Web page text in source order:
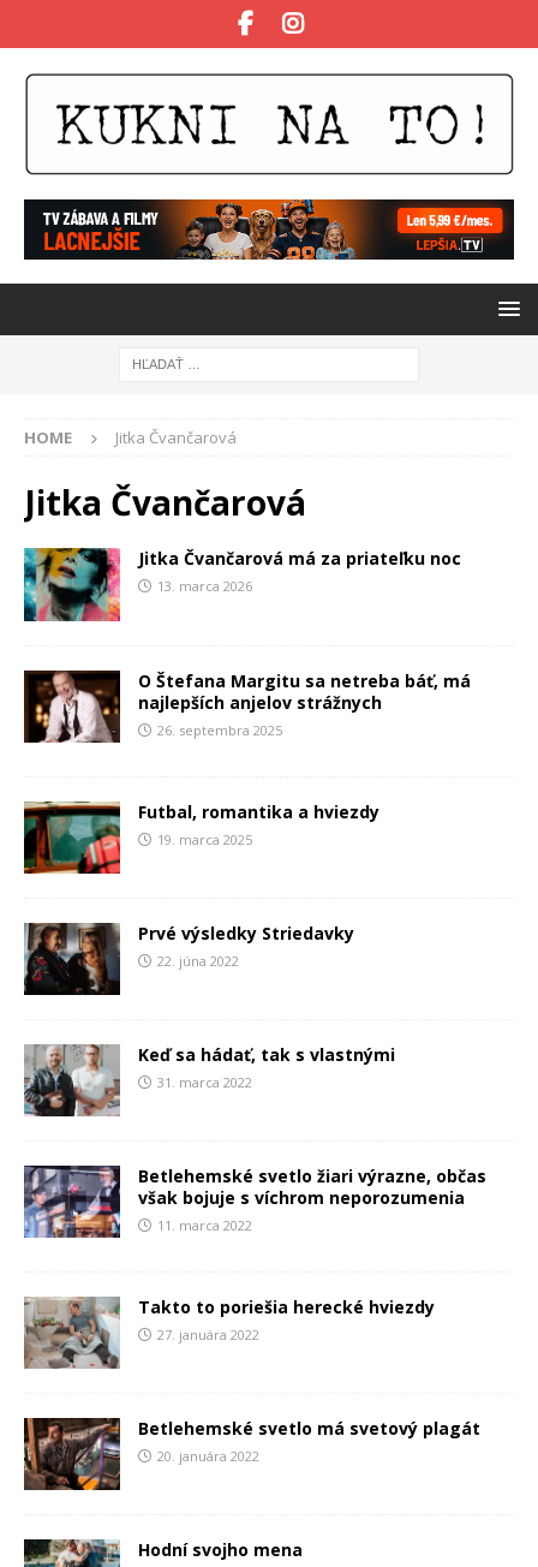
HOME Jitka Čvančarová
Jitka Čvančarová
Jitka Čvančarová má za priateľku noc
13. marca 2026
O Štefana Margitu sa netreba báť, má
najlepších anjelov strážnych
26. septembra 2025
Futbal, romantika a hviezdy
19. marca 2025
Prvé výsledky Striedavky
22. júna 2022
Keď sa hádať, tak s vlastnými
31. marca 2022
Betlehemské svetlo žiari výrazne, občas
však bojuje s víchrom neporozumenia
11. marca 2022
Takto to poriešia herecké hviezdy
27. januára 2022
Betlehemské svetlo má svetový plagát
20. januára 2022
Hodní svojho mena